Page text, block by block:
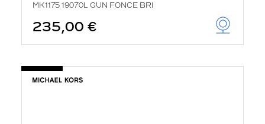
MK1175 19070L GUN FONCE BRI
235,00 €